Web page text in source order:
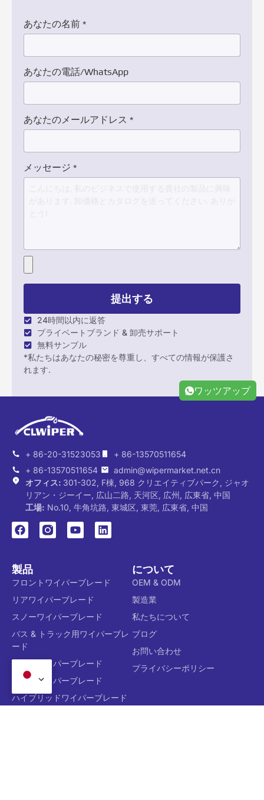
あなたの名前 *
あなたの電話/WhatsApp
あなたのメールアドレス *
メッセージ *
提出する
24時間以内に返答
プライベートブランド & 卸売サポート
無料サンプル
*私たちはあなたの秘密を尊重し、すべての情報が保護さ
れます.
+ 86-20-31523053
+ 86-13570511654
+ 86-13570511654
admin@wipermarket.net.cn
オフィス: 301-302, F棟, 968 クリエイティブパーク, ジャオ
リアン・ジーイー, 広山二路, 天河区, 広州, 広東省, 中国
工場: No.10, 牛角坑路, 東城区, 東莞, 広東省, 中国
製品
フロントワイパーブレード
リアワイパーブレード
スノーワイパーブレード
バス & トラック用ワイパーブレ
ード
従来のワイパーブレード
ビームワイパーブレード
ハイブリッドワイパーブレード
について
OEM & ODM
製造業
私たちについて
ブログ
お問い合わせ
プライバシーポリシー
ワッツアップ